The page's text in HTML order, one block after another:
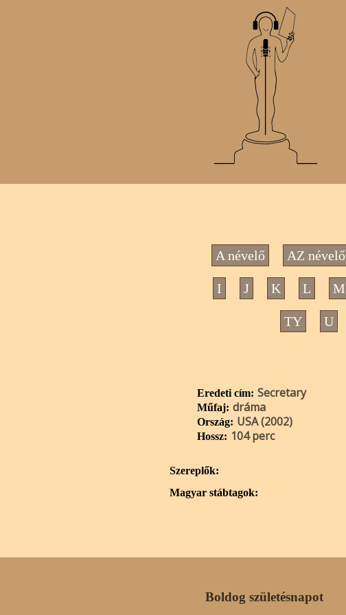
A névelő AZ névelő
I J K L M
TY U
Eredeti cím: Secretary
Műfaj: dráma
Ország: USA (2002)
Hossz: 104 perc
Szereplők:
Magyar stábtagok:
Boldog születésnapot